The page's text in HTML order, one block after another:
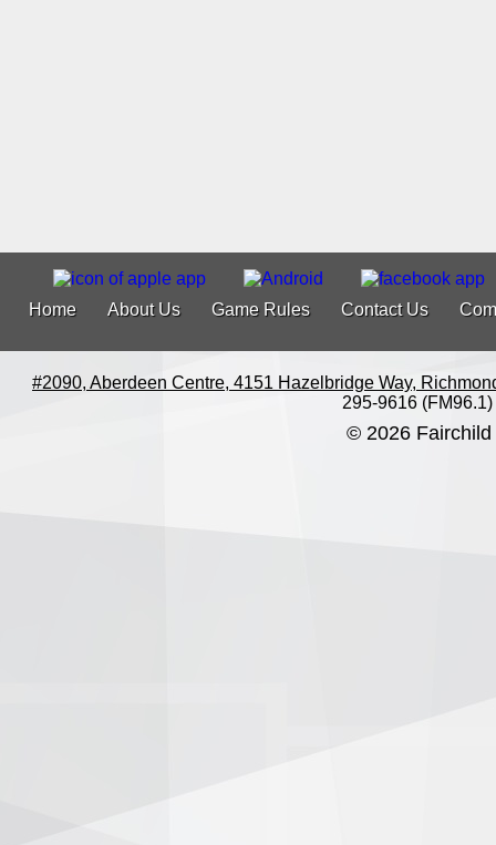
Home About Us Game Rules Contact Us
#2090, Aberdeen Centre, 4151 Hazelbridge Way,
295-9616 (FM96.1)
© 2026 Fairchild